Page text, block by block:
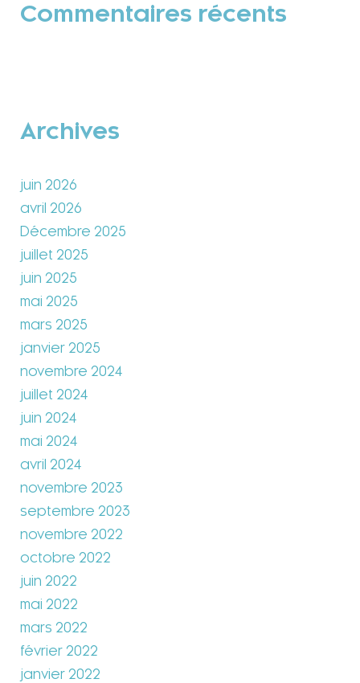
Commentaires récents
Archives
juin 2026
avril 2026
Décembre 2025
juillet 2025
juin 2025
mai 2025
mars 2025
janvier 2025
novembre 2024
juillet 2024
juin 2024
mai 2024
avril 2024
novembre 2023
septembre 2023
novembre 2022
octobre 2022
juin 2022
mai 2022
mars 2022
février 2022
janvier 2022